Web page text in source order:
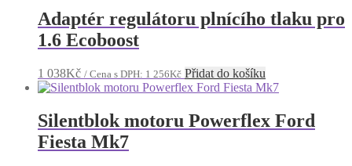
Adaptér regulátoru plnícího tlaku pro
1.6 Ecoboost
1 038Kč / Cena s DPH: 1 256Kč Přidat do košíku
Silentblok motoru Powerflex Ford
Fiesta Mk7